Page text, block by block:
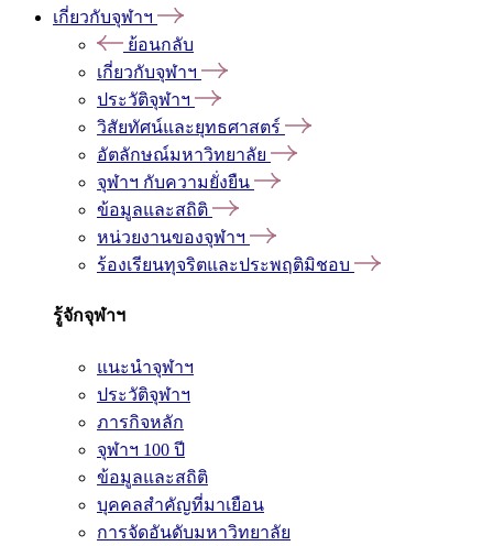
เกี่ยวกับจุฬาฯ
ย้อนกลับ
เกี่ยวกับจุฬาฯ
ประวัติจุฬาฯ
วิสัยทัศน์และยุทธศาสตร์
อัตลักษณ์มหาวิทยาลัย
จุฬาฯ กับความยั่งยืน
ข้อมูลและสถิติ
หน่วยงานของจุฬาฯ
ร้องเรียนทุจริตและประพฤติมิชอบ
รู้จักจุฬาฯ
แนะนำจุฬาฯ
ประวัติจุฬาฯ
ภารกิจหลัก
จุฬาฯ 100 ปี
ข้อมูลและสถิติ
บุคคลสำคัญที่มาเยือน
การจัดอันดับมหาวิทยาลัย